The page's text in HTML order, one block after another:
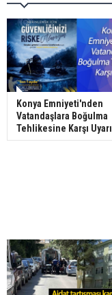
Konya Emniyeti'nden
Vatandaşlara Boğulma
Tehlikesine Karşı Uyarı